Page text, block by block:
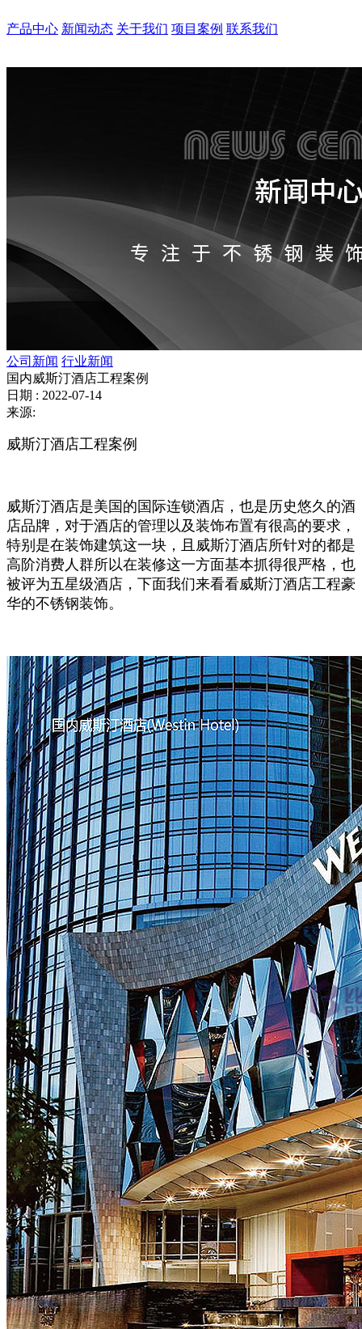
产品中心 新闻动态 关于我们 项目案例 联系我们
公司新闻 行业新闻
国内威斯汀酒店工程案例
日期 : 2022-07-14
来源:
威斯汀酒店工程案例
威斯汀酒店是美国的国际连锁酒店，也是历史悠久的酒
店品牌，对于酒店的管理以及装饰布置有很高的要求，
特别是在装饰建筑这一块，且威斯汀酒店所针对的都是
高阶消费人群所以在装修这一方面基本抓得很严格，也
被评为五星级酒店，下面我们来看看威斯汀酒店工程豪
华的不锈钢装饰。